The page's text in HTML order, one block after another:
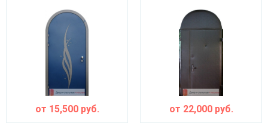
от 15,500руб. от 22,000руб.